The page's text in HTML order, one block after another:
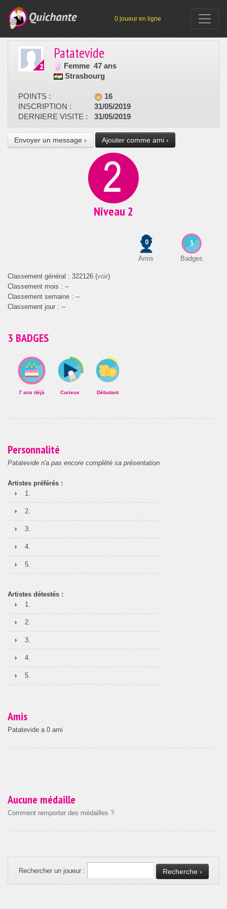
0 joueur en ligne
Patatevide
Femme 47 ans
Strasbourg
POINTS :
16
INSCRIPTION :
31/05/2019
DERNIERE VISITE :
31/05/2019
Envoyer un message › Ajouter comme ami ›
Niveau 2
3
Badges
0
Amis
Classement général : 322126 (voir)
Classement mois : --
Classement semaine : --
Classement jour : --
3 BADGES
7 ans déjà Curieux Débutant
Personnalité
Patatevide n'a pas encore complété sa présentation
Artistes préférés :
1.
2.
3.
4.
5.
Artistes détestés :
1.
2.
3.
4.
5.
Amis
Patatevide a 0 ami
Aucune médaille
Comment remporter des médailles ?
Rechercher un joueur :